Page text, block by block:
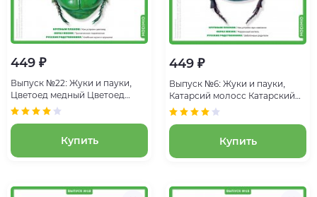
449 ₽
Выпуск №22: Жуки и пауки,
Цветоед медный Цветоед
медный
Купить
449 ₽
Выпуск №6: Жуки и пауки,
Катарсий молосс Катарский
молосс
Купить